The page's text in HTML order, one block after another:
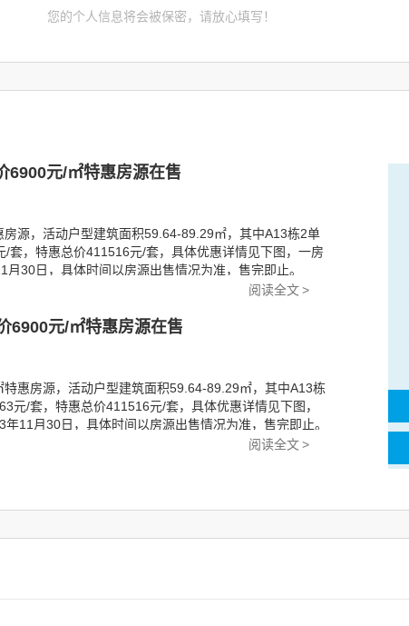
您的个人信息将会被保密，请放心填写！
6900元/㎡特惠房源在售
源，活动户型建筑面积59.64-89.29㎡，其中A13栋2单
套，特惠总价411516元/套，具体优惠详情见下图，一房
30日，具体时间以房源出售情况为准，售完即止。
阅读全文>
6900元/㎡特惠房源在售
惠房源，活动户型建筑面积59.64-89.29㎡，其中A13栋
元/套，特惠总价411516元/套，具体优惠详情见下图，
11月30日，具体时间以房源出售情况为准，售完即止。
阅读全文>